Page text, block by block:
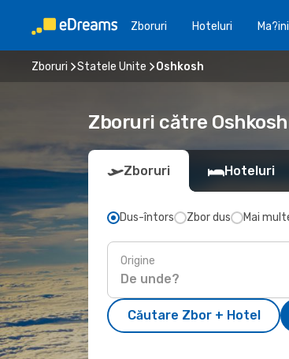
Zboruri Hoteluri Ma?ini
Zboruri Statele Unite Oshkosh
Zboruri către
Zboruri Hoteluri
Dus-întors Zbor dus Mai
Origine
Căutare Zbor + Hotel